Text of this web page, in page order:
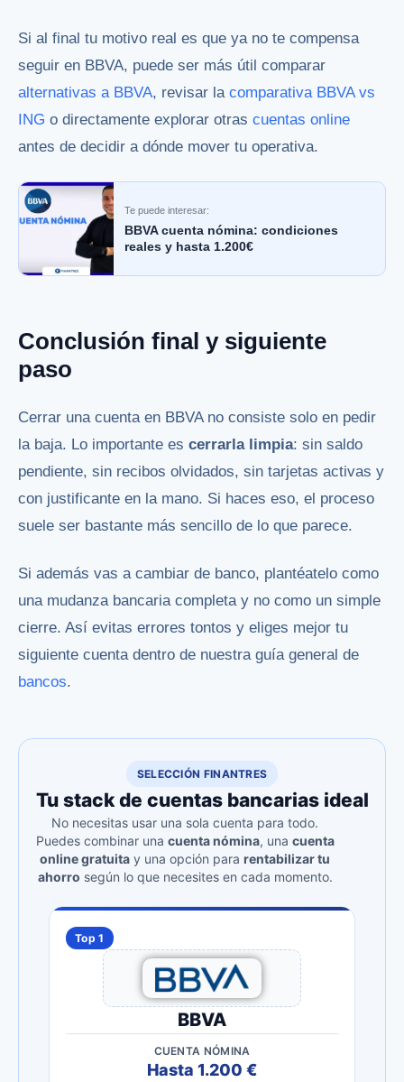
Si al final tu motivo real es que ya no te compensa
seguir en BBVA, puede ser más útil comparar
alternativas a BBVA, revisar la comparativa BBVA vs
ING o directamente explorar otras cuentas online
antes de decidir a dónde mover tu operativa.
Te puede interesar:
BBVA cuenta nómina: condiciones
reales y hasta 1.200€
Conclusión final y siguiente
paso
Cerrar una cuenta en BBVA no consiste solo en pedir
la baja. Lo importante es cerrarla limpia: sin saldo
pendiente, sin recibos olvidados, sin tarjetas activas y
con justificante en la mano. Si haces eso, el proceso
suele ser bastante más sencillo de lo que parece.
Si además vas a cambiar de banco, plantéatelo como
una mudanza bancaria completa y no como un simple
cierre. Así evitas errores tontos y eliges mejor tu
siguiente cuenta dentro de nuestra guía general de
bancos.
SELECCIÓN FINANTRES
Tu stack de cuentas bancarias ideal
No necesitas usar una sola cuenta para todo.
Puedes combinar una cuenta nómina, una cuenta
online gratuita y una opción para rentabilizar tu
ahorro según lo que necesites en cada momento.
Top 1
BBVA
CUENTA NÓMINA
Hasta 1.200 €